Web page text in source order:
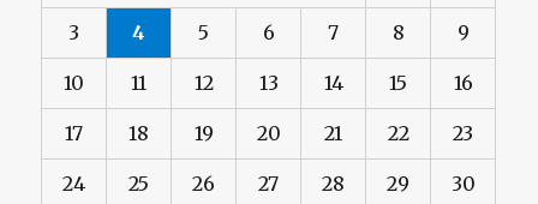
3 4 5 6 7 8 9
10 11 12 13 14 15 16
17 18 19 20 21 22 23
24 25 26 27 28 29 30